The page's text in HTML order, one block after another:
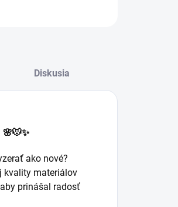
Diskusia
ako nové?
kvality materiálov
prinášal radosť